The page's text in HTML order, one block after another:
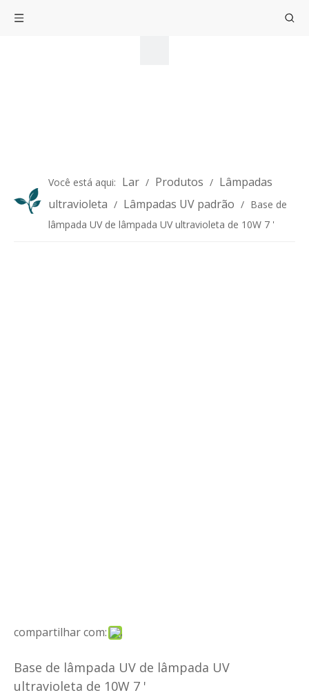
Você está aqui: Lar / Produtos / Lâmpadas
ultravioleta / Lâmpadas UV padrão / Base de
lâmpada UV de lâmpada UV ultravioleta de 10W 7 '
compartilhar com:
Base de lâmpada UV de lâmpada UV
ultravioleta de 10W 7 '